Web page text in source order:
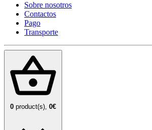
Sobre nosotros
Contactos
Pago
Transporte
0 product(s), 0€